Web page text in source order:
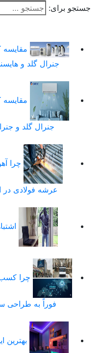
برای:
مقایسه کولر
جنرال گلد و هایسنس و
مقایسه کولر
جنرال گلد و جنرال
چرا آهن
عرشه فولادی در ایران
اشتباهات
چرا
فوراً به طراحی سایت
بهترین